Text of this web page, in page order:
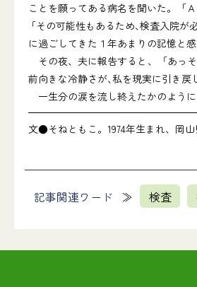
ことを願ってある病名を聞いた。「Ａ
｢その可能性もあるため､検査入院が
に過ごしてきた１年あまりの記憶と
その夜、夫に報告すると、「あっ
前向きな冷静さが､私を現実に引き戻
一生分の涙を流し終えたかのよう
文●そねともこ。1974年生まれ、岡
記事関連ワード 検査